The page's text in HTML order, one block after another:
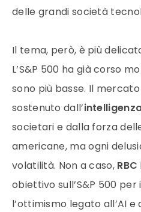
delle grandi società
Il tema, però, è più
L’S&P 500 ha già corso
sono più basse. Il
sostenuto dall’
societari e dalla forza
americane, ma ogni
volatilità. Non a caso, RBC
obiettivo sull’S&P 500
l’ottimismo legato all’AI